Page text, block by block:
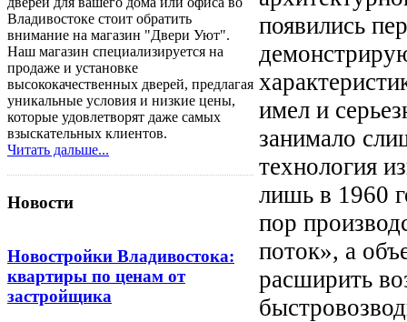
Владивостоке стоит обратить
внимание на магазин "Двери Уют".
Наш магазин специализируется на
продаже и установке
высококачественных дверей, предлагая
уникальные условия и низкие цены,
которые удовлетворят даже самых
взыскательных клиентов.
Читать дальше...
Новости
Новостройки Владивостока:
квартиры по ценам от
застройщика
появились
имел и
занимало
технология
лишь в 1960
пор
поток», а
расширить